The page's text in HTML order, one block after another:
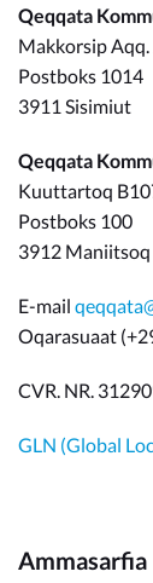
Qeqqata
Makkorsip Aqq.
Postboks 1014
3911 Sisimiut
Qeqqata
Kuuttartoq
Postboks 100
3912 Maniitsoq
E-mail
Oqarasuaat
CVR. NR.
GLN (Global
Ammasarfia